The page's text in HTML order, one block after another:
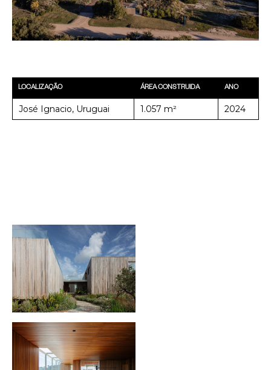
LOCALIZAÇÃO ÁREA CONSTRUIDA ANO
José Ignacio, Uruguai 1.057 m² 2024